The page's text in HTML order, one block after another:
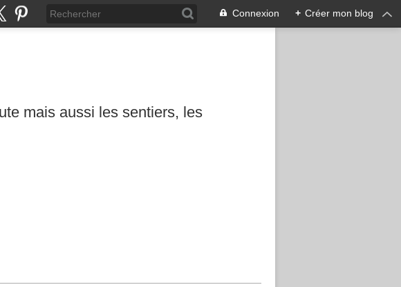
Connexion + Créer mon blog
mais aussi les sentiers, les